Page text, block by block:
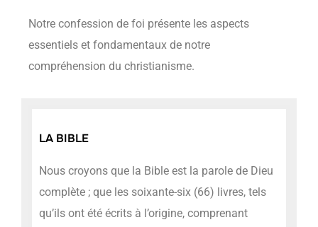
Notre confession de foi présente les aspects
essentiels et fondamentaux de notre
compréhension du christianisme.
LA BIBLE
Nous croyons que la Bible est la parole de Dieu
complète ; que les soixante-six (66) livres, tels
qu’ils ont été écrits à l’origine, comprenant